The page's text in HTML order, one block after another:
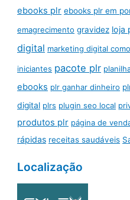
ebooks plr ebooks plr em
emagrecimento gravidez loja
digital marketing digital
iniciantes pacote plr
ebooks plr ganhar dinheiro
digital plrs plugin seo local
produtos plr página de
rápidas receitas saudáveis
Localização